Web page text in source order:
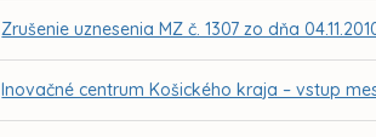
Zrušenie uznesenia MZ č. 1307 zo dňa
Inovačné centrum Košického kraja – vstup